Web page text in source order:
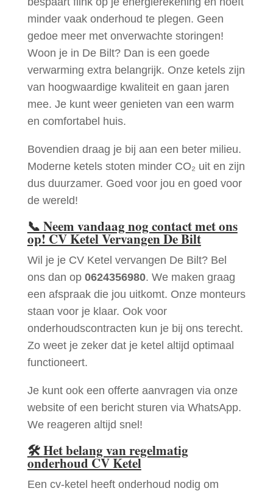
minder vaak onderhoud te plegen. Geen
gedoe meer met onverwachte storingen!
Woon je in De Bilt? Dan is een goede
verwarming extra belangrijk. Onze ketels zijn
van hoogwaardige kwaliteit en gaan jaren
mee. Je kunt weer genieten van een warm
en comfortabel huis.
Bovendien draag je bij aan een beter milieu.
Moderne ketels stoten minder CO₂ uit en zijn
dus duurzamer. Goed voor jou en goed voor
de wereld!
📞 Neem vandaag nog contact met ons
op! CV Ketel Vervangen De Bilt
Wil je je CV Ketel vervangen De Bilt? Bel
ons dan op 0624356980. We maken graag
een afspraak die jou uitkomt. Onze monteurs
staan voor je klaar. Ook voor
onderhoudscontracten kun je bij ons terecht.
Zo weet je zeker dat je ketel altijd optimaal
functioneert.
Je kunt ook een offerte aanvragen via onze
website of een bericht sturen via WhatsApp.
We reageren altijd snel!
🛠Het belang van regelmatig
onderhoud CV Ketel
Een cv-ketel heeft onderhoud nodig om